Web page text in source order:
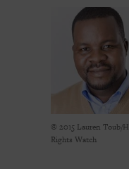
© 2015 Lauren Toub/
Rights Watch